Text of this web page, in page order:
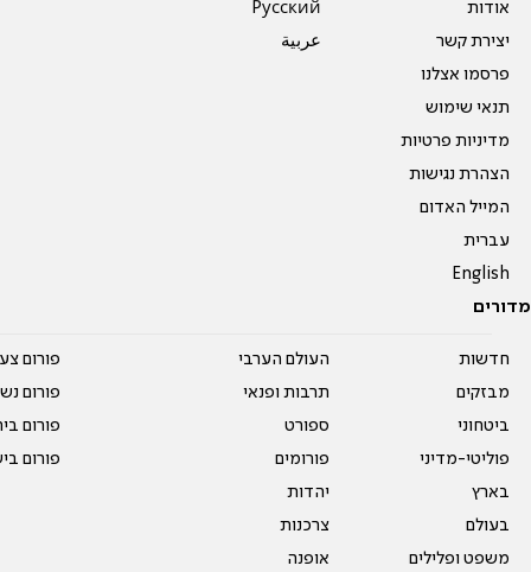
אודות
יצירת קשר
פרסמו אצלנו
תנאי שימוש
מדיניות פרטיות
הצהרת נגישות
המייל האדום
עברית
English
Pусский
عربية
מדורים
חדשות
מבזקים
ביטחוני
פוליטי-מדיני
בארץ
בעולם
משפט ופלילים
העולם הערבי
תרבות ופנאי
ספורט
פורומים
יהדות
צרכנות
אופנה
פורום
פורום
פורום
פורום